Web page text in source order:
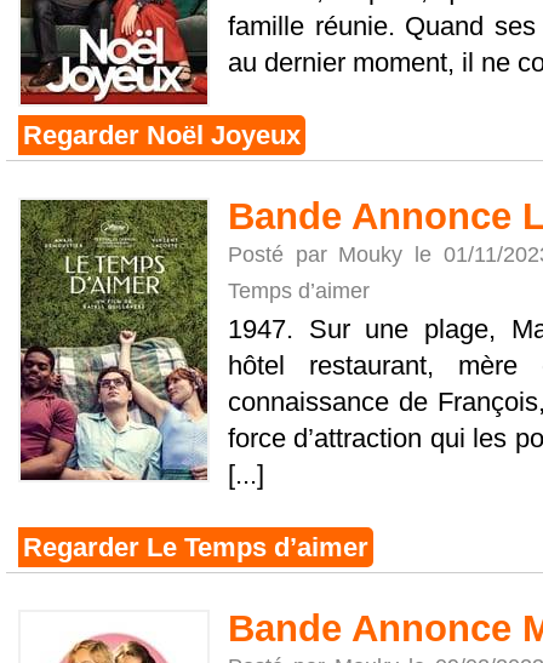
famille réunie. Quand
au dernier moment, il ne
Regarder Noël Joyeux
Bande Annonce
Posté par Mouky le 01/11/
Temps d’aimer
1947. Sur une plage,
hôtel restaurant,
connaissance de
force d’attraction qui les
[...]
Regarder Le Temps d’aimer
Bande Annonce